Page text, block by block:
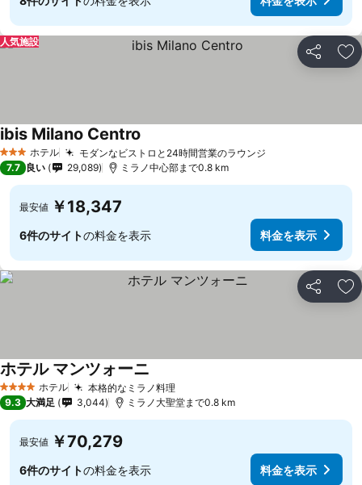
シェア お
人気施設
3 ホテルのランク
ホテル モダンなビストロと24時間営業のラウンジ
ibis Milano Centro
7.7 良い 29,089 ミラノ中心部まで0.8 km
最安値 ￥18,347
6件のサイトの料金を表示 料金を表示
シェア お
4 ホテルのランク
ホテル 本格的なミラノ料理
ホテル マンツォーニ
9.3 大満足 3,044 ミラノ大聖堂まで0.8 km
最安値 ￥70,279
6件のサイトの料金を表示 料金を表示